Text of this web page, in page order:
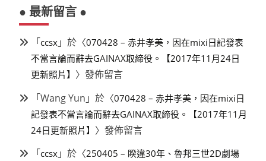
● 最新留言 ●
「ccsx 」於〈070428 – 赤井孝美，因在mixi日記發表
不當言論而辭去GAINAX取締役。【2017年11月24日
更新照片】 〉發佈留言
「Wang Yun 」於〈070428 – 赤井孝美，因在mixi日
記發表不當言論而辭去GAINAX取締役。【2017年11月
24日更新照片】 〉發佈留言
「ccsx 」於〈250405 – 睽違30年、魯邦三世2D劇場